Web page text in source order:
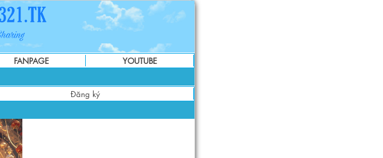
FANPAGE
YOUTUBE
Đăng ký